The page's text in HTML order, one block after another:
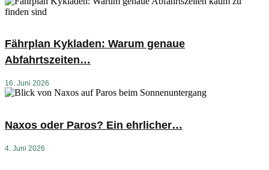
Fährplan Kykladen: Warum genaue
Abfahrtszeiten…
16. Juni 2026
Naxos oder Paros? Ein ehrlicher…
4. Juni 2026